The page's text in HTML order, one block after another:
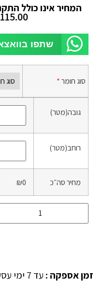
המחיר אינו כולל
115.00
שתפו
סוג חומר*
גובה(מטר)
רוחב(מטר)
מחיר סה״כ ₪0
זמן אספקה :
עד 7